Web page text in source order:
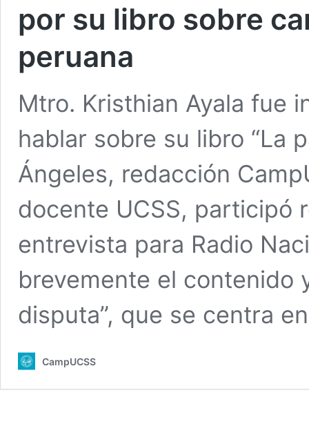
por su libro sobre
peruana
Mtro. Kristhian Ayala fue
hablar sobre su libro “La
Ángeles, redacción
docente UCSS, participó
entrevista para Radio
brevemente el contenido
disputa”, que se centra
CampUCSS